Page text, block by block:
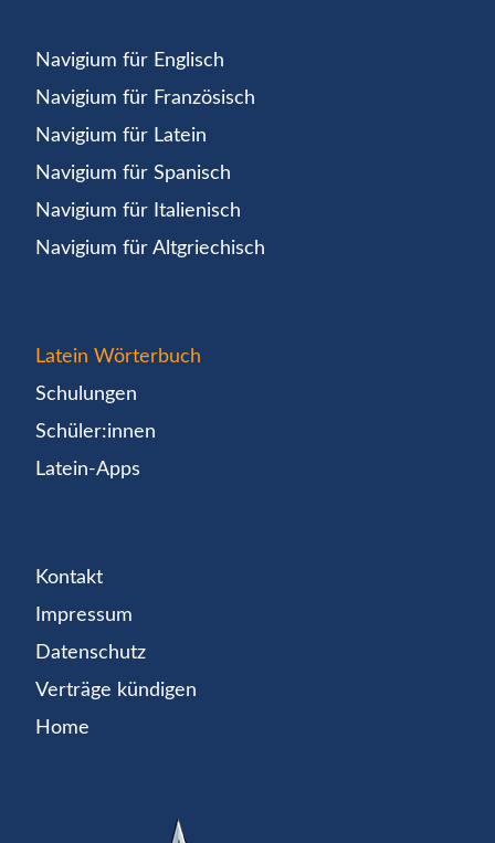
Navigium für Englisch
Navigium für Französisch
Navigium für Latein
Navigium für Spanisch
Navigium für Italienisch
Navigium für Altgriechisch
Latein Wörterbuch
Schulungen
Schüler:innen
Latein-Apps
Kontakt
Impressum
Datenschutz
Verträge kündigen
Home